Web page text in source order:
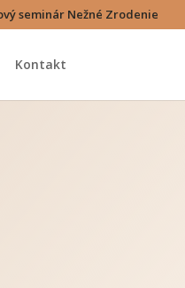
seminár Nežné Zrodenie
Kontakt